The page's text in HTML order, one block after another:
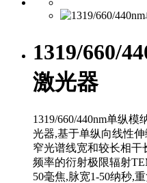
1319/660/
激光器
1319/660/440nm单纵
光器,基于单纵向线性
窄光谱线宽和较长相干
频率的衍射极限辐射
50毫焦,脉宽1-50纳秒,